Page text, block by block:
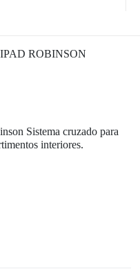
ROBINSON
Sistema cruzado para
interiores.